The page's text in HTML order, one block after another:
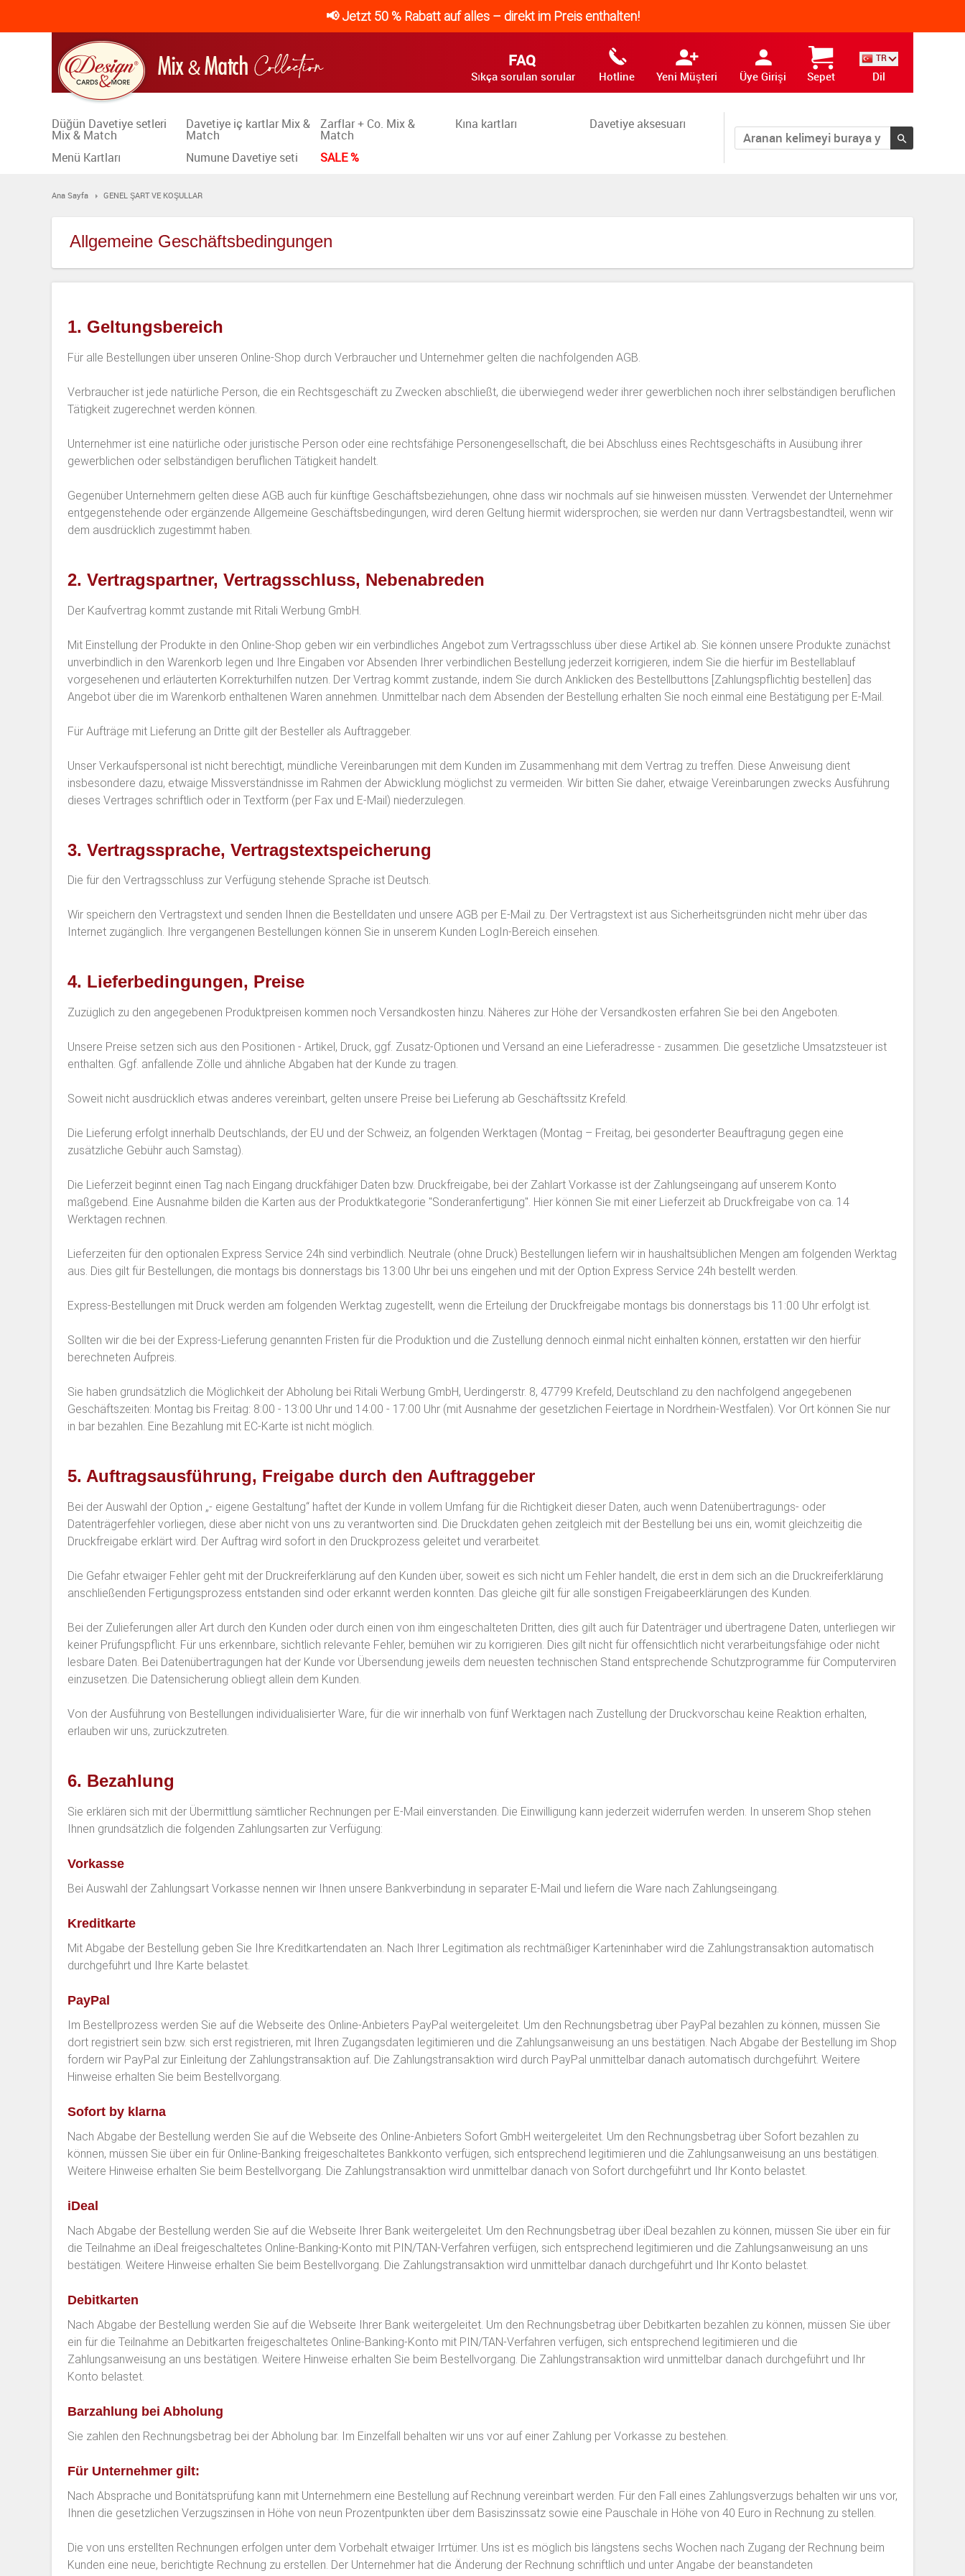
📢 Jetzt 50 % Rabatt auf alles – direkt im Preis enthalten!
FAQ
Sıkça sorulan sorular Hotline Yeni Müşteri Üye Girişi Sepet
TR
Dil
Düğün Davetiye setleri
Mix & Match
Davetiye iç kartlar Mix &
Match
Zarflar + Co. Mix &
Match
Kına kartları Davetiye aksesuarı
Menü Kartları Numune Davetiye seti SALE %
Ana Sayfa GENEL ŞART VE KOŞULLAR
Allgemeine Geschäftsbedingungen
1. Geltungsbereich
Für alle Bestellungen über unseren Online-Shop durch Verbraucher und Unternehmer gelten die nachfolgenden AGB.
Verbraucher ist jede natürliche Person, die ein Rechtsgeschäft zu Zwecken abschließt, die überwiegend weder ihrer gewerblichen noch ihrer selbständigen beruflichen
Tätigkeit zugerechnet werden können.
Unternehmer ist eine natürliche oder juristische Person oder eine rechtsfähige Personengesellschaft, die bei Abschluss eines Rechtsgeschäfts in Ausübung ihrer
gewerblichen oder selbständigen beruflichen Tätigkeit handelt.
Gegenüber Unternehmern gelten diese AGB auch für künftige Geschäftsbeziehungen, ohne dass wir nochmals auf sie hinweisen müssten. Verwendet der Unternehmer
entgegenstehende oder ergänzende Allgemeine Geschäftsbedingungen, wird deren Geltung hiermit widersprochen; sie werden nur dann Vertragsbestandteil, wenn wir
dem ausdrücklich zugestimmt haben.
2. Vertragspartner, Vertragsschluss, Nebenabreden
Der Kaufvertrag kommt zustande mit Ritali Werbung GmbH.
Mit Einstellung der Produkte in den Online-Shop geben wir ein verbindliches Angebot zum Vertragsschluss über diese Artikel ab. Sie können unsere Produkte zunächst
unverbindlich in den Warenkorb legen und Ihre Eingaben vor Absenden Ihrer verbindlichen Bestellung jederzeit korrigieren, indem Sie die hierfür im Bestellablauf
vorgesehenen und erläuterten Korrekturhilfen nutzen. Der Vertrag kommt zustande, indem Sie durch Anklicken des Bestellbuttons [Zahlungspflichtig bestellen] das
Angebot über die im Warenkorb enthaltenen Waren annehmen. Unmittelbar nach dem Absenden der Bestellung erhalten Sie noch einmal eine Bestätigung per E-Mail.
Für Aufträge mit Lieferung an Dritte gilt der Besteller als Auftraggeber.
Unser Verkaufspersonal ist nicht berechtigt, mündliche Vereinbarungen mit dem Kunden im Zusammenhang mit dem Vertrag zu treffen. Diese Anweisung dient
insbesondere dazu, etwaige Missverständnisse im Rahmen der Abwicklung möglichst zu vermeiden. Wir bitten Sie daher, etwaige Vereinbarungen zwecks Ausführung
dieses Vertrages schriftlich oder in Textform (per Fax und E-Mail) niederzulegen.
3. Vertragssprache, Vertragstextspeicherung
Die für den Vertragsschluss zur Verfügung stehende Sprache ist Deutsch.
Wir speichern den Vertragstext und senden Ihnen die Bestelldaten und unsere AGB per E-Mail zu. Der Vertragstext ist aus Sicherheitsgründen nicht mehr über das
Internet zugänglich. Ihre vergangenen Bestellungen können Sie in unserem Kunden LogIn-Bereich einsehen.
4. Lieferbedingungen, Preise
Zuzüglich zu den angegebenen Produktpreisen kommen noch Versandkosten hinzu. Näheres zur Höhe der Versandkosten erfahren Sie bei den Angeboten.
Unsere Preise setzen sich aus den Positionen - Artikel, Druck, ggf. Zusatz-Optionen und Versand an eine Lieferadresse - zusammen. Die gesetzliche Umsatzsteuer ist
enthalten. Ggf. anfallende Zölle und ähnliche Abgaben hat der Kunde zu tragen.
Soweit nicht ausdrücklich etwas anderes vereinbart, gelten unsere Preise bei Lieferung ab Geschäftssitz Krefeld.
Die Lieferung erfolgt innerhalb Deutschlands, der EU und der Schweiz, an folgenden Werktagen (Montag – Freitag, bei gesonderter Beauftragung gegen eine
zusätzliche Gebühr auch Samstag).
Die Lieferzeit beginnt einen Tag nach Eingang druckfähiger Daten bzw. Druckfreigabe, bei der Zahlart Vorkasse ist der Zahlungseingang auf unserem Konto
maßgebend. Eine Ausnahme bilden die Karten aus der Produktkategorie "Sonderanfertigung". Hier können Sie mit einer Lieferzeit ab Druckfreigabe von ca. 14
Werktagen rechnen.
Lieferzeiten für den optionalen Express Service 24h sind verbindlich. Neutrale (ohne Druck) Bestellungen liefern wir in haushaltsüblichen Mengen am folgenden Werktag
aus. Dies gilt für Bestellungen, die montags bis donnerstags bis 13:00 Uhr bei uns eingehen und mit der Option Express Service 24h bestellt werden.
Express-Bestellungen mit Druck werden am folgenden Werktag zugestellt, wenn die Erteilung der Druckfreigabe montags bis donnerstags bis 11:00 Uhr erfolgt ist.
Sollten wir die bei der Express-Lieferung genannten Fristen für die Produktion und die Zustellung dennoch einmal nicht einhalten können, erstatten wir den hierfür
berechneten Aufpreis.
Sie haben grundsätzlich die Möglichkeit der Abholung bei Ritali Werbung GmbH, Uerdingerstr. 8, 47799 Krefeld, Deutschland zu den nachfolgend angegebenen
Geschäftszeiten: Montag bis Freitag: 8:00 - 13:00 Uhr und 14:00 - 17:00 Uhr (mit Ausnahme der gesetzlichen Feiertage in Nordrhein-Westfalen). Vor Ort können Sie nur
in bar bezahlen. Eine Bezahlung mit EC-Karte ist nicht möglich.
5. Auftragsausführung, Freigabe durch den Auftraggeber
Bei der Auswahl der Option „- eigene Gestaltung“ haftet der Kunde in vollem Umfang für die Richtigkeit dieser Daten, auch wenn Datenübertragungs- oder
Datenträgerfehler vorliegen, diese aber nicht von uns zu verantworten sind. Die Druckdaten gehen zeitgleich mit der Bestellung bei uns ein, womit gleichzeitig die
Druckfreigabe erklärt wird. Der Auftrag wird sofort in den Druckprozess geleitet und verarbeitet.
Die Gefahr etwaiger Fehler geht mit der Druckreiferklärung auf den Kunden über, soweit es sich nicht um Fehler handelt, die erst in dem sich an die Druckreiferklärung
anschließenden Fertigungsprozess entstanden sind oder erkannt werden konnten. Das gleiche gilt für alle sonstigen Freigabeerklärungen des Kunden.
Bei der Zulieferungen aller Art durch den Kunden oder durch einen von ihm eingeschalteten Dritten, dies gilt auch für Datenträger und übertragene Daten, unterliegen wir
keiner Prüfungspflicht. Für uns erkennbare, sichtlich relevante Fehler, bemühen wir zu korrigieren. Dies gilt nicht für offensichtlich nicht verarbeitungsfähige oder nicht
lesbare Daten. Bei Datenübertragungen hat der Kunde vor Übersendung jeweils dem neuesten technischen Stand entsprechende Schutzprogramme für Computerviren
einzusetzen. Die Datensicherung obliegt allein dem Kunden.
Von der Ausführung von Bestellungen individualisierter Ware, für die wir innerhalb von fünf Werktagen nach Zustellung der Druckvorschau keine Reaktion erhalten,
erlauben wir uns, zurückzutreten.
6. Bezahlung
Sie erklären sich mit der Übermittlung sämtlicher Rechnungen per E-Mail einverstanden. Die Einwilligung kann jederzeit widerrufen werden. In unserem Shop stehen
Ihnen grundsätzlich die folgenden Zahlungsarten zur Verfügung:
Vorkasse
Bei Auswahl der Zahlungsart Vorkasse nennen wir Ihnen unsere Bankverbindung in separater E-Mail und liefern die Ware nach Zahlungseingang.
Kreditkarte
Mit Abgabe der Bestellung geben Sie Ihre Kreditkartendaten an. Nach Ihrer Legitimation als rechtmäßiger Karteninhaber wird die Zahlungstransaktion automatisch
durchgeführt und Ihre Karte belastet.
PayPal
Im Bestellprozess werden Sie auf die Webseite des Online-Anbieters PayPal weitergeleitet. Um den Rechnungsbetrag über PayPal bezahlen zu können, müssen Sie
dort registriert sein bzw. sich erst registrieren, mit Ihren Zugangsdaten legitimieren und die Zahlungsanweisung an uns bestätigen. Nach Abgabe der Bestellung im Shop
fordern wir PayPal zur Einleitung der Zahlungstransaktion auf. Die Zahlungstransaktion wird durch PayPal unmittelbar danach automatisch durchgeführt. Weitere
Hinweise erhalten Sie beim Bestellvorgang.
Sofort by klarna
Nach Abgabe der Bestellung werden Sie auf die Webseite des Online-Anbieters Sofort GmbH weitergeleitet. Um den Rechnungsbetrag über Sofort bezahlen zu
können, müssen Sie über ein für Online-Banking freigeschaltetes Bankkonto verfügen, sich entsprechend legitimieren und die Zahlungsanweisung an uns bestätigen.
Weitere Hinweise erhalten Sie beim Bestellvorgang. Die Zahlungstransaktion wird unmittelbar danach von Sofort durchgeführt und Ihr Konto belastet.
iDeal
Nach Abgabe der Bestellung werden Sie auf die Webseite Ihrer Bank weitergeleitet. Um den Rechnungsbetrag über iDeal bezahlen zu können, müssen Sie über ein für
die Teilnahme an iDeal freigeschaltetes Online-Banking-Konto mit PIN/TAN-Verfahren verfügen, sich entsprechend legitimieren und die Zahlungsanweisung an uns
bestätigen. Weitere Hinweise erhalten Sie beim Bestellvorgang. Die Zahlungstransaktion wird unmittelbar danach durchgeführt und Ihr Konto belastet.
Debitkarten
Nach Abgabe der Bestellung werden Sie auf die Webseite Ihrer Bank weitergeleitet. Um den Rechnungsbetrag über Debitkarten bezahlen zu können, müssen Sie über
ein für die Teilnahme an Debitkarten freigeschaltetes Online-Banking-Konto mit PIN/TAN-Verfahren verfügen, sich entsprechend legitimieren und die
Zahlungsanweisung an uns bestätigen. Weitere Hinweise erhalten Sie beim Bestellvorgang. Die Zahlungstransaktion wird unmittelbar danach durchgeführt und Ihr
Konto belastet.
Barzahlung bei Abholung
Sie zahlen den Rechnungsbetrag bei der Abholung bar. Im Einzelfall behalten wir uns vor auf einer Zahlung per Vorkasse zu bestehen.
Für Unternehmer gilt:
Nach Absprache und Bonitätsprüfung kann mit Unternehmern eine Bestellung auf Rechnung vereinbart werden. Für den Fall eines Zahlungsverzugs behalten wir uns vor,
Ihnen die gesetzlichen Verzugszinsen in Höhe von neun Prozentpunkten über dem Basiszinssatz sowie eine Pauschale in Höhe von 40 Euro in Rechnung zu stellen.
Die von uns erstellten Rechnungen erfolgen unter dem Vorbehalt etwaiger Irrtümer. Uns ist es möglich bis längstens sechs Wochen nach Zugang der Rechnung beim
Kunden eine neue, berichtigte Rechnung zu erstellen. Der Unternehmer hat die Änderung der Rechnung schriftlich und unter Angabe der beanstandeten